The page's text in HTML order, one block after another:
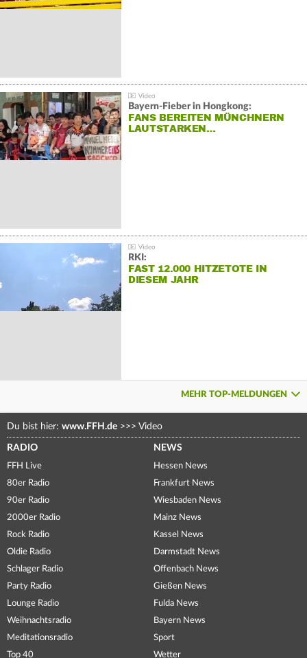
Bayern-Fieber in Hongkong:
FANS BEREITEN MÜNCHNERN
LAUTSTARKEN…
RKI:
FAST 12.000 HITZETOTE IN
DIESEM JAHR
MEHR TOP-MELDUNGEN
Du bist hier: www.FFH.de >>> Video
RADIO
FFH Live
80er Radio
90er Radio
2000er Radio
Rock Radio
Oldie Radio
Schlager Radio
Party Radio
Lounge Radio
Weihnachtsradio
Meditationsradio
Top 40
NEWS
Hessen News
Frankfurt News
Wiesbaden News
Mainz News
Kassel News
Darmstadt News
Offenbach News
Gießen News
Fulda News
Bayern News
Sport
Wetter